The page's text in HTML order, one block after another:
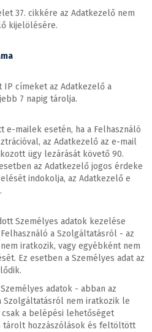
37. cikkére az Adatkezelő nem
kijelölésére.
címeket az Adatkezelő a
7 napig tárolja.
e-mailek esetén, ha a Felhasználó
az Adatkezelő az e-mail
ügy lezárását követő 90.
az Adatkezelő jogos érdeke
indokolja, az Adatkezelő e
Személyes adatok kezelése
a Szolgáltatásról - az
iratkozik, vagy egyébként nem
Ez esetben a Személyes adat az
adatok - abban az
Szolgáltatásról nem iratkozik le
a belépési lehetőséget
tárolt hozzászólások és feltöltött